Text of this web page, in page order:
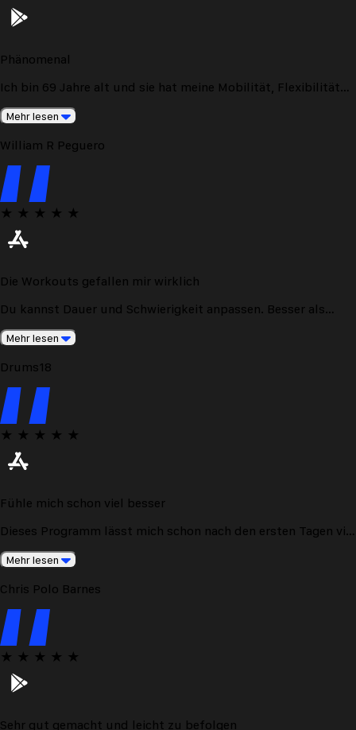
Phänomenal
Ich bin 69 Jahre alt und sie hat meine Mobilität, Flexibilität
Mehr lesen
William R Peguero
★ ★ ★ ★ ★
Die Workouts gefallen mir wirklich
Du kannst Dauer und Schwierigkeit anpassen. Besser als
Mehr lesen
Drums18
★ ★ ★ ★ ★
Fühle mich schon viel besser
Dieses Programm lässt mich schon nach den ersten Tagen viel
Mehr lesen
Chris Polo Barnes
★ ★ ★ ★ ★
Sehr gut gemacht und leicht zu befolgen